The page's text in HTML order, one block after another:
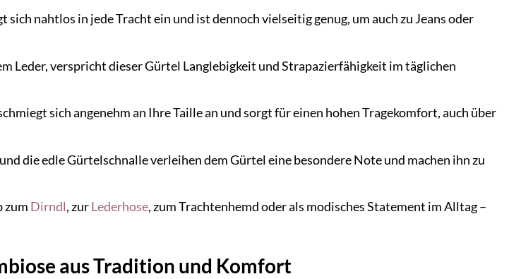
nahtlos in jede Tracht ein und ist dennoch vielseitig genug, um auch zu Jeans oder
Leder, verspricht dieser Gürtel Langlebigkeit und Strapazierfähigkeit im täglichen
sich angenehm an Ihre Taille an und sorgt für einen hohen Tragekomfort, auch über
die edle Gürtelschnalle verleihen dem Gürtel eine besondere Note und machen ihn zu
zum Dirndl, zurLederhose, zum Trachtenhemd oder als modisches Statement im Alltag –
aus Tradition und Komfort